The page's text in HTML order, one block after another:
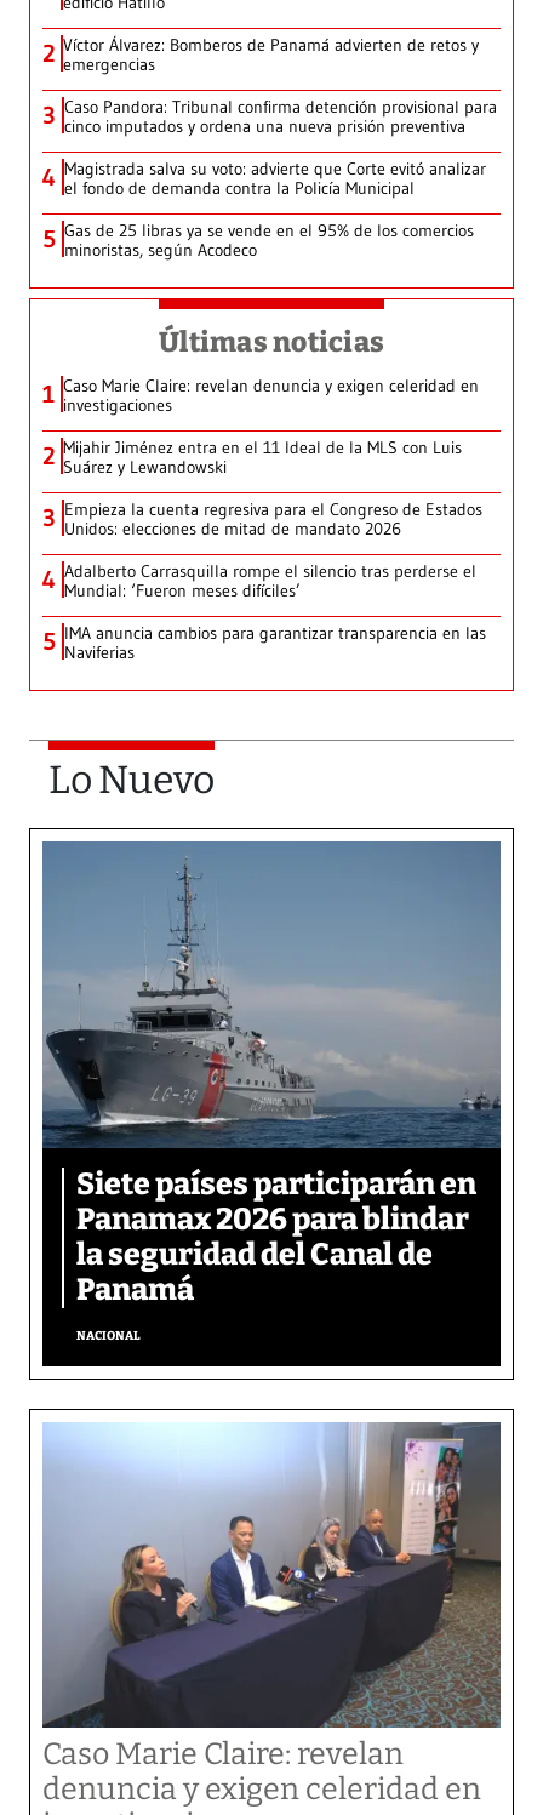
2 Víctor Álvarez: Bomberos de Panamá advierten de retos y
emergencias
3 Caso Pandora: Tribunal confirma detención provisional para
cinco imputados y ordena una nueva prisión preventiva
4 Magistrada salva su voto: advierte que Corte evitó analizar
el fondo de demanda contra la Policía Municipal
5 Gas de 25 libras ya se vende en el 95% de los comercios
minoristas, según Acodeco
Últimas noticias
1 Caso Marie Claire: revelan denuncia y exigen celeridad en
investigaciones
2 Mijahir Jiménez entra en el 11 Ideal de la MLS con Luis
Suárez y Lewandowski
3 Empieza la cuenta regresiva para el Congreso de Estados
Unidos: elecciones de mitad de mandato 2026
4 Adalberto Carrasquilla rompe el silencio tras perderse el
Mundial: ‘Fueron meses difíciles’
5 IMA anuncia cambios para garantizar transparencia en las
Naviferias
Lo Nuevo
Siete países participarán en
Panamax 2026 para blindar
la seguridad del Canal de
Panamá
NACIONAL
Caso Marie Claire: revelan
denuncia y exigen celeridad en